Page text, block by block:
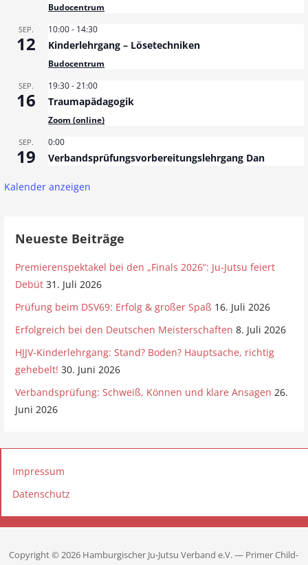
Budocentrum
SEP.
12
10:00- 14:30
Kinderlehrgang – Lösetechniken
Budocentrum
SEP.
16
19:30-21:00
Traumapädagogik
Zoom (online)
SEP.
19
0:00
Verbandsprüfungsvorbereitungslehrgang Dan
Kalender anzeigen
Neueste Beiträge
Premierenspektakel bei den „Finals 2026“: Ju-Jutsu feiert
Debüt 31. Juli 2026
Prüfung beim DSV69: Erfolg & großer Spaß 16. Juli 2026
Erfolgreich bei den Deutschen Meisterschaften 8. Juli 2026
HJJV-Kinderlehrgang: Stand? Boden? Hauptsache, richtig
gehebelt! 30. Juni 2026
Verbandsprüfung: Schweiß, Können und klare Ansagen 26.
Juni 2026
Impressum
Datenschutz
Copyright © 2026 Hamburgischer Ju-Jutsu Verband e.V. — Primer Child-